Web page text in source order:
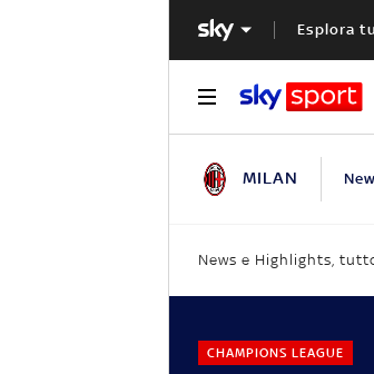
Esplora
MILAN
News e Highlights,
CHAMPIONS LEAGUE